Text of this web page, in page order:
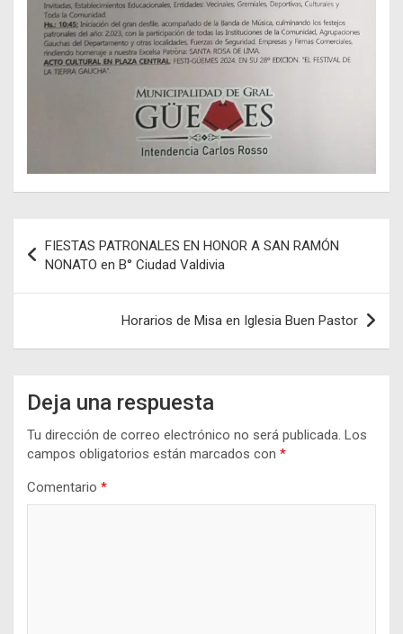
de
entradas
FIESTAS PATRONALES EN HONOR A SAN RAMÓN
NONATO en B° Ciudad Valdivia
Horarios de Misa en Iglesia Buen Pastor
Deja una respuesta
Tu dirección de correo electrónico no será publicada. Los
campos obligatorios están marcados con *
Comentario *